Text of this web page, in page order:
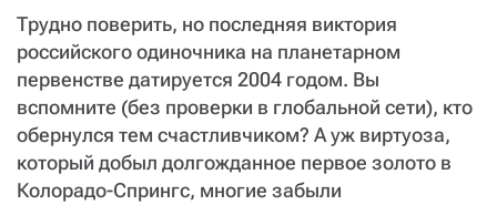
Трудно поверить, но последняя виктория
российского одиночника на планетарном
первенстве датируется 2004 годом. Вы
вспомните (без проверки в глобальной сети), кто
обернулся тем счастливчиком? А уж виртуоза,
который добыл долгожданное первое золото в
Колорадо-Спрингс, многие забыли
СТАТЬ СОУЧАСТНИКОМ
ПОДЕЛИТЬСЯ С ДРУЗЬЯМИ
Если у вас есть вопросы, пишите donate@novayagazeta.ruили
звоните:
+7 (929) 612-03-68